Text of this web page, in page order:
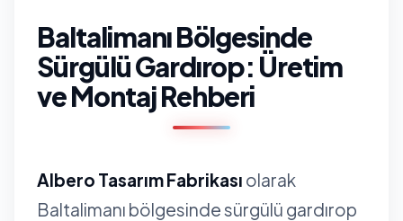
Baltalimanı Bölgesinde
Sürgülü Gardırop: Üretim
ve Montaj Rehberi
Albero Tasarım Fabrikası olarak
Baltalimanı bölgesinde sürgülü gardırop